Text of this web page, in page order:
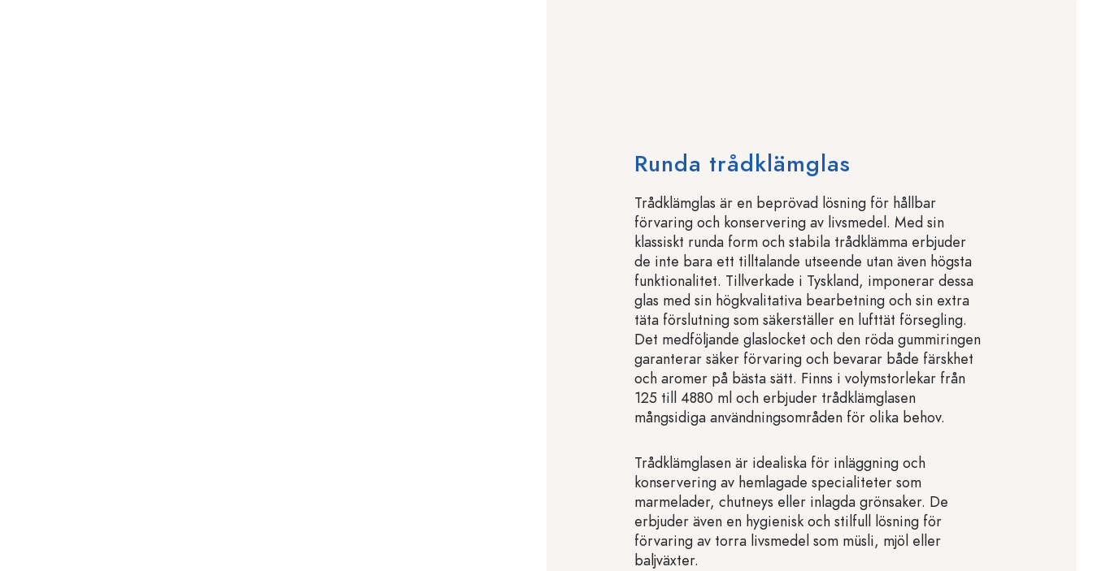
Runda trådklämglas
Trådklämglas är en beprövad lösning för hållbar
förvaring och konservering av livsmedel. Med sin
klassiskt runda form och stabila trådklämma erbjuder
de inte bara ett tilltalande utseende utan även högsta
funktionalitet. Tillverkade i Tyskland, imponerar dessa
glas med sin högkvalitativa bearbetning och sin extra
täta förslutning som säkerställer en lufttät försegling.
Det medföljande glaslocket och den röda gummiringen
garanterar säker förvaring och bevarar både färskhet
och aromer på bästa sätt. Finns i volymstorlekar från
125 till 4880 ml och erbjuder trådklämglasen
mångsidiga användningsområden för olika behov.
Trådklämglasen är idealiska för inläggning och
konservering av hemlagade specialiteter som
marmelader, chutneys eller inlagda grönsaker. De
erbjuder även en hygienisk och stilfull lösning för
förvaring av torra livsmedel som müsli, mjöl eller
baljväxter.